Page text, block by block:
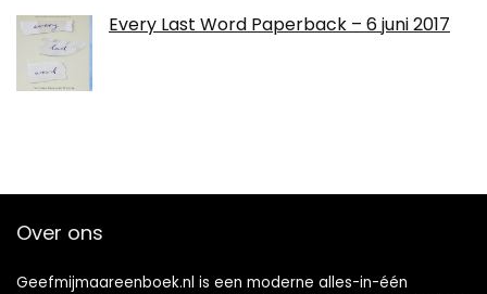
Every Last Word Paperback – 6 juni 2017
Over ons
Geefmijmaareenboek.nl is een moderne alles-in-één